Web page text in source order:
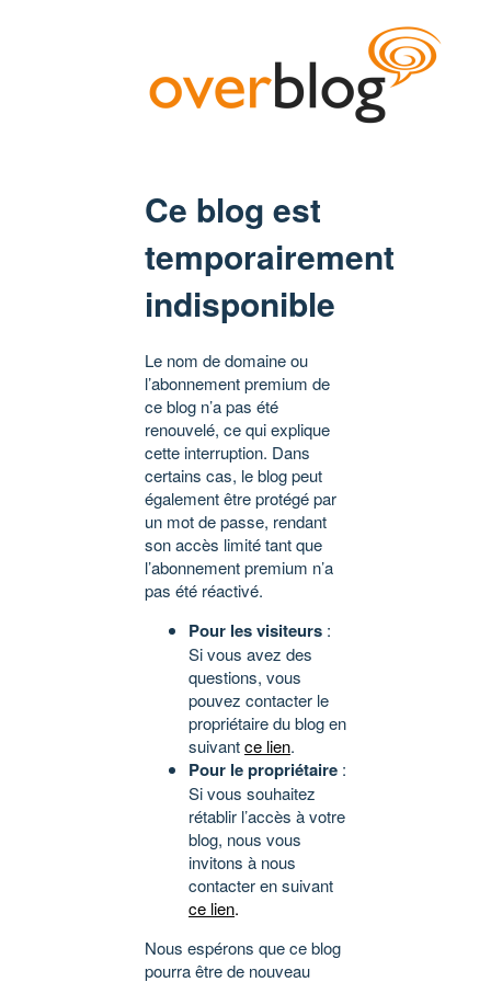
Ce blog est
temporairement
indisponible
Le nom de domaine ou
l’abonnement premium de
ce blog n’a pas été
renouvelé, ce qui explique
cette interruption. Dans
certains cas, le blog peut
également être protégé par
un mot de passe, rendant
son accès limité tant que
l’abonnement premium n’a
pas été réactivé.
Pour les visiteurs :
Si vous avez des
questions, vous
pouvez contacter le
propriétaire du blog en
suivantce lien.
Pour le propriétaire :
Si vous souhaitez
rétablir l’accès à votre
blog, nous vous
invitons à nous
contacter en suivant
ce lien.
Nous espérons que ce blog
pourra être de nouveau